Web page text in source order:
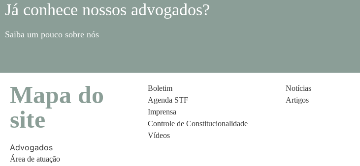
Já conhece nossos advogados?
Saiba um pouco sobre nós
Mapa do
site
Advogados
Área de atuação
Boletim
Agenda STF
Imprensa
Controle de Constitucionalidade
Vídeos
Notícias
Artigos